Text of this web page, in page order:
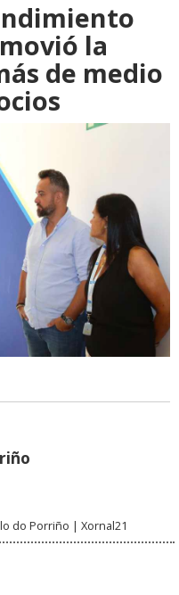
la
de medio
do Porriño | Xornal21